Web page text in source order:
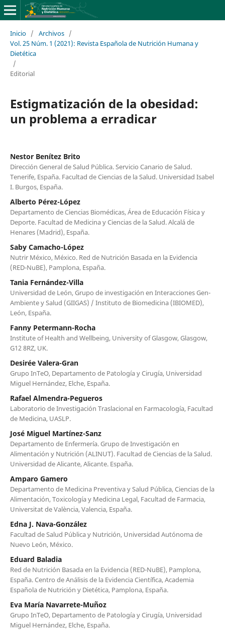
Inicio / Archivos /
Vol. 25 Núm. 1 (2021): Revista Española de Nutrición Humana y
Dietética
/
Editorial
Estigmatización de la obesidad:
un problema a erradicar
Nestor Benítez Brito
Dirección General de Salud Pública. Servicio Canario de Salud.
Tenerife, España. Facultad de Ciencias de la Salud. Universidad Isabel
I. Burgos, España.
Alberto Pérez-López
Departamento de Ciencias Biomédicas, Área de Educación Física y
Deporte. Facultad de Medicina y Ciencias de la Salud. Alcalá de
Henares (Madrid), España.
Saby Camacho-López
Nutrir México, México. Red de Nutrición Basada en la Evidencia
(RED-NuBE), Pamplona, España.
Tania Fernández-Villa
Universidad de León, Grupo de investigación en Interacciones Gen-
Ambiente y Salud (GIIGAS) / Instituto de Biomedicina (IBIOMED),
León, España.
Fanny Petermann-Rocha
Institute of Health and Wellbeing, University of Glasgow, Glasgow,
G12 8RZ, UK.
Desirée Valera-Gran
Grupo InTeO, Departamento de Patología y Cirugía, Universidad
Miguel Hernández, Elche, España.
Rafael Almendra-Pegueros
Laboratorio de Investigación Traslacional en Farmacología, Facultad
de Medicina, UASLP.
José Miguel Martínez-Sanz
Departamento de Enfermería. Grupo de Investigación en
Alimentación y Nutrición (ALINUT). Facultad de Ciencias de la Salud.
Universidad de Alicante, Alicante. España.
Amparo Gamero
Departamento de Medicina Preventiva y Salud Pública, Ciencias de la
Alimentación, Toxicología y Medicina Legal, Facultad de Farmacia,
Universitat de València, Valencia, España.
Edna J. Nava-González
Facultad de Salud Pública y Nutrición, Universidad Autónoma de
Nuevo León, México.
Eduard Baladia
Red de Nutrición Basada en la Evidencia (RED-NuBE), Pamplona,
España. Centro de Análisis de la Evidencia Científica, Academia
Española de Nutrición y Dietética, Pamplona, España.
Eva María Navarrete-Muñoz
Grupo InTeO, Departamento de Patología y Cirugía, Universidad
Miguel Hernández, Elche, España.